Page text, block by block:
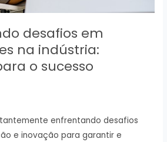
desafios em
na indústria:
o sucesso
enfrentando desafios
e inovação para garantir e